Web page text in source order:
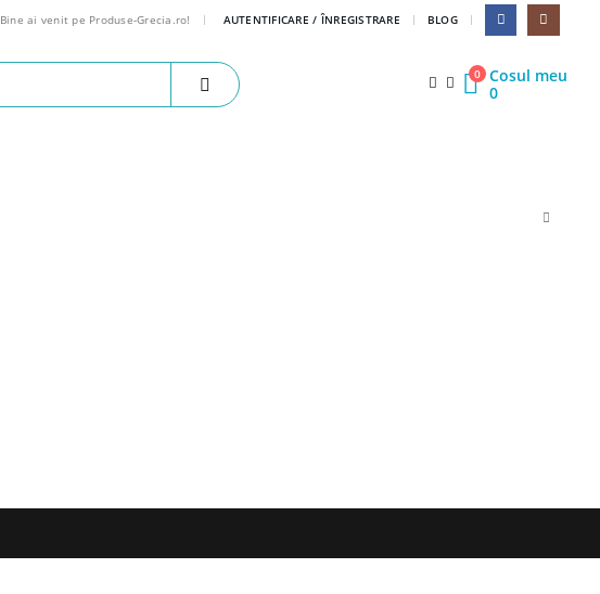
Bine ai venit pe Produse-Grecia.ro! | AUTENTIFICARE / ÎNREGISTRARE BLOG |
0 Cosul meu
0